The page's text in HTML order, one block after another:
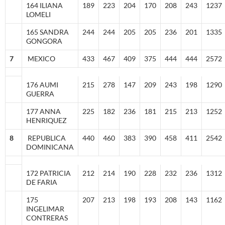
164 ILIANA
LOMELI
189 223 204 170 208 243 1237
165 SANDRA
GONGORA
244 244 205 205 236 201 1335
7 MEXICO 433 467 409 375 444 444 2572
176 AUMI
GUERRA
215 278 147 209 243 198 1290
177 ANNA
HENRIQUEZ
225 182 236 181 215 213 1252
8
REPUBLICA
DOMINICANA
440 460 383 390 458 411 2542
172 PATRICIA
DE FARIA
212 214 190 228 232 236 1312
175
INGELIMAR
CONTRERAS
207 213 198 193 208 143 1162